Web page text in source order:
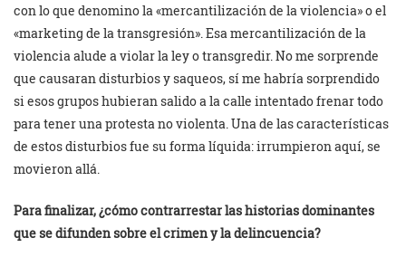
con lo que denomino la «mercantilización de la violencia» o el
«marketing de la transgresión». Esa mercantilización de la
violencia alude a violar la ley o transgredir. No me sorprende
que causaran disturbios y saqueos, sí me habría sorprendido
si esos grupos hubieran salido a la calle intentado frenar todo
para tener una protesta no violenta. Una de las características
de estos disturbios fue su forma líquida: irrumpieron aquí, se
movieron allá.
Para finalizar, ¿cómo contrarrestar las historias dominantes
que se difunden sobre el crimen y la delincuencia?